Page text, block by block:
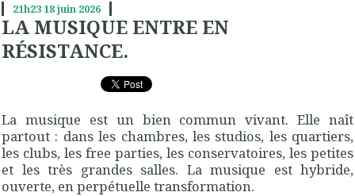
21h2318juin 2026
LA MUSIQUE ENTRE EN
RÉSISTANCE.
La musique est un bien commun vivant. Elle naît
partout : dans les chambres, les studios, les quartiers,
les clubs, les free parties, les conservatoires, les petites
et les très grandes salles. La musique est hybride,
ouverte, en perpétuelle transformation.